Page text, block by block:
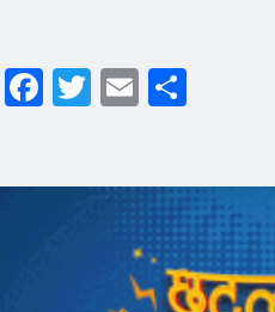
Facebook
Twitter
Email